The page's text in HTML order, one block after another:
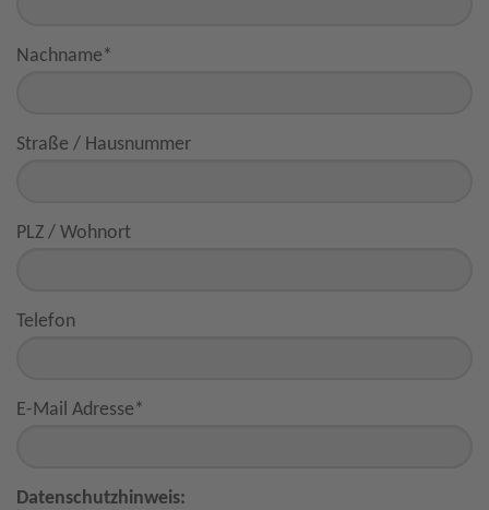
Nachname*
Straße / Hausnummer
PLZ / Wohnort
Telefon
E-Mail Adresse*
Datenschutzhinweis: